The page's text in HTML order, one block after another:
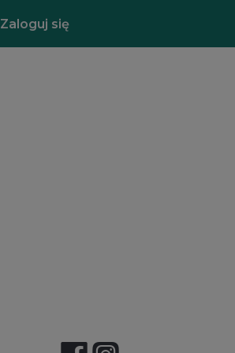
Zaloguj się